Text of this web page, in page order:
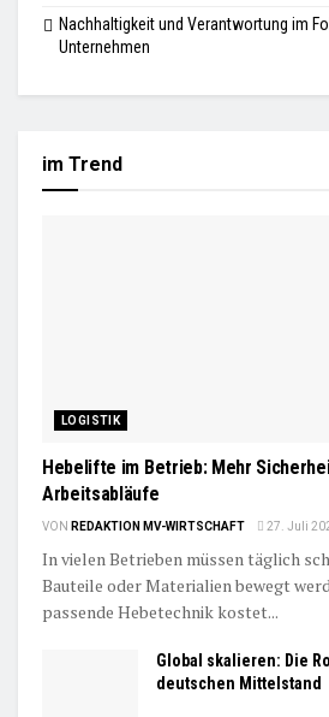
Nachhaltigkeit und Verantwortung im
Unternehmen
im Trend
LOGISTIK
Hebelifte im Betrieb: Mehr
Arbeitsabläufe
VON REDAKTION MV-WIRTSCHAFT 27. Juli
In vielen Betrieben müssen täglich
Bauteile oder Materialien bewegt
passende Hebetechnik kostet...
Global skalieren: Die
deutschen Mittelstand